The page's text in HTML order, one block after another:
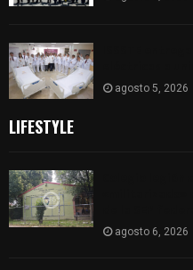
agosto 5, 2026
LIFESTYLE
agosto 6, 2026